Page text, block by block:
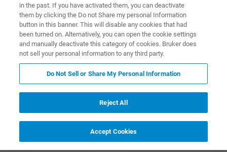
パンフレットをダウンロード
in the past. If you have activated them, you can deactivate
them by clicking the Do not Share my personal Information
button in this banner. This will disable any cookies that had
been turned on. Alternatively, you can open the cookie settings
and manually deactivate this category of cookies. Bruker does
not sell your personal information to any third party.
Do Not Sell or Share My Personal Information
Reject All
Accept Cookies